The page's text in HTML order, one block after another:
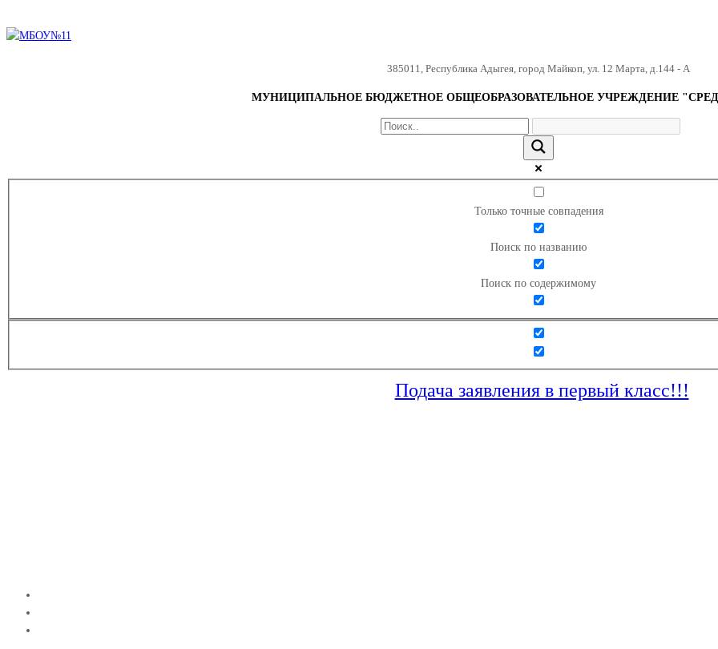
385011, Республика Адыгея, город Майкоп, ул. 12 Марта, д.144 - А
МУНИЦИПАЛЬНОЕ БЮДЖЕТНОЕ ОБЩЕОБРАЗОВАТЕЛЬНОЕ УЧРЕЖДЕНИЕ
Только точные совпадения
Поиск по названию
Поиск по содержимому
Подача заявления в первый класс!!!